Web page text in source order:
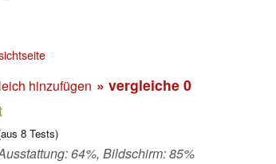
hinzufügen » vergleiche 0
8 Tests)
64%, Bildschirm: 85%